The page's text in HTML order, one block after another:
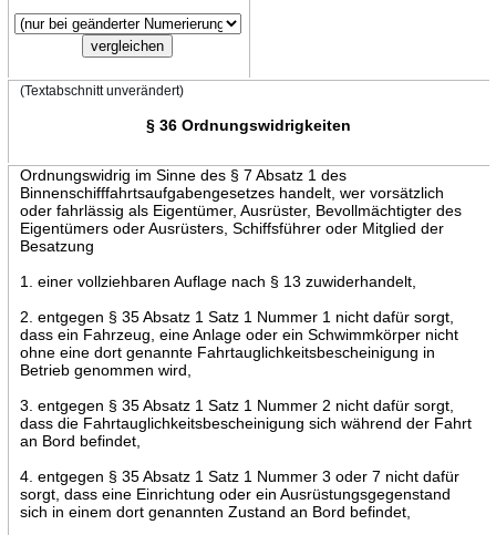
(Textabschnitt unverändert)
§ 36 Ordnungswidrigkeiten
Ordnungswidrig im Sinne des § 7 Absatz 1 des
Binnenschifffahrtsaufgabengesetzes handelt, wer vorsätzlich
oder fahrlässig als Eigentümer, Ausrüster, Bevollmächtigter des
Eigentümers oder Ausrüsters, Schiffsführer oder Mitglied der
Besatzung
1. einer vollziehbaren Auflage nach § 13 zuwiderhandelt,
2. entgegen § 35 Absatz 1 Satz 1 Nummer 1 nicht dafür sorgt,
dass ein Fahrzeug, eine Anlage oder ein Schwimmkörper nicht
ohne eine dort genannte Fahrtauglichkeitsbescheinigung in
Betrieb genommen wird,
3. entgegen § 35 Absatz 1 Satz 1 Nummer 2 nicht dafür sorgt,
dass die Fahrtauglichkeitsbescheinigung sich während der Fahrt
an Bord befindet,
4. entgegen § 35 Absatz 1 Satz 1 Nummer 3 oder 7 nicht dafür
sorgt, dass eine Einrichtung oder ein Ausrüstungsgegenstand
sich in einem dort genannten Zustand an Bord befindet,